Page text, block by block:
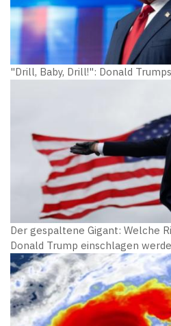
"Drill, Baby, Drill!": Donald
Der gespaltene Gigant: Welche
Donald Trump einschlagen